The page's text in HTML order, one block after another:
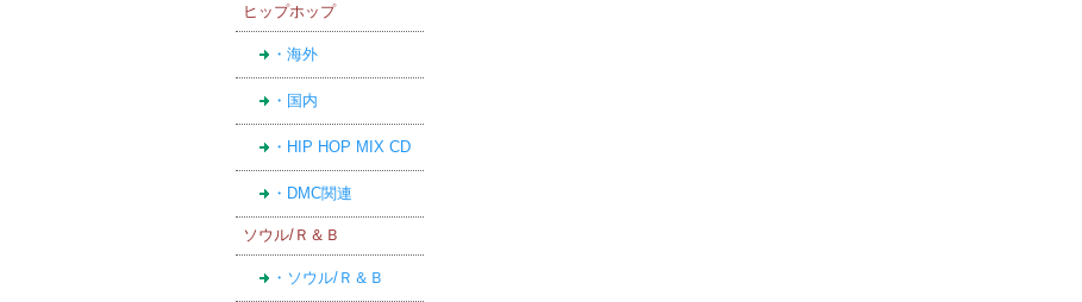
ヒップホップ
・海外
・国内
・HIP HOP MIX CD
・DMC関連
ソウル/Ｒ＆Ｂ
・ソウル/Ｒ＆Ｂ